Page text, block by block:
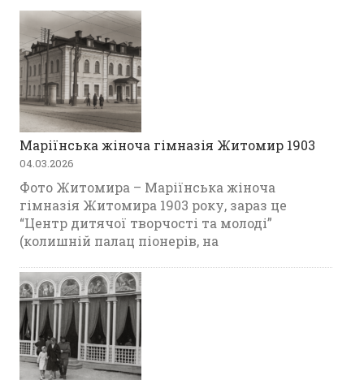
Маріїнська жіноча гімназія Житомир 1903
04.03.2026
Фото Житомира – Маріїнська жіноча
гімназія Житомира 1903 року, зараз це
“Центр дитячої творчості та молоді”
(колишній палац піонерів, на